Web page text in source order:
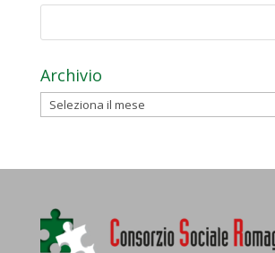
Archivio
Archivio